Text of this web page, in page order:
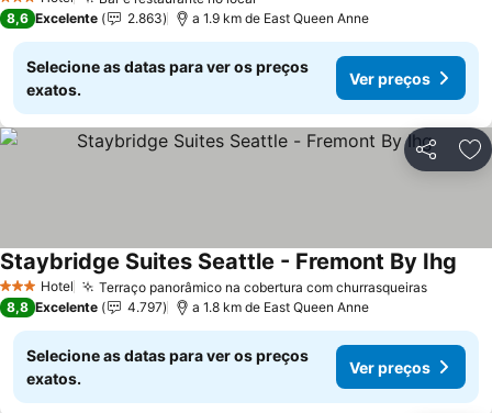
3 Estrelas
8,6 Excelente 2.863 a 1.9 km de East Queen Anne
Selecione as datas para ver os preços
exatos.
Ver preços
Partilhar
3 EstrelasHotel Terraço panorâmico na cobertura com churrasqueiras
Staybridge Suites Seattle - Fremont By Ihg
8,8 Excelente 4.797 a 1.8 km de East Queen Anne
Selecione as datas para ver os preços
exatos.
Ver preços